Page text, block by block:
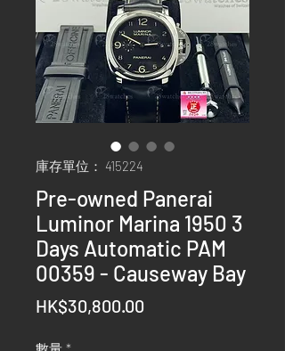
庫存單位： 415224
Pre-owned Panerai
Luminor Marina 1950 3
Days Automatic PAM
00359 - Causeway Bay
HK$30,800.00